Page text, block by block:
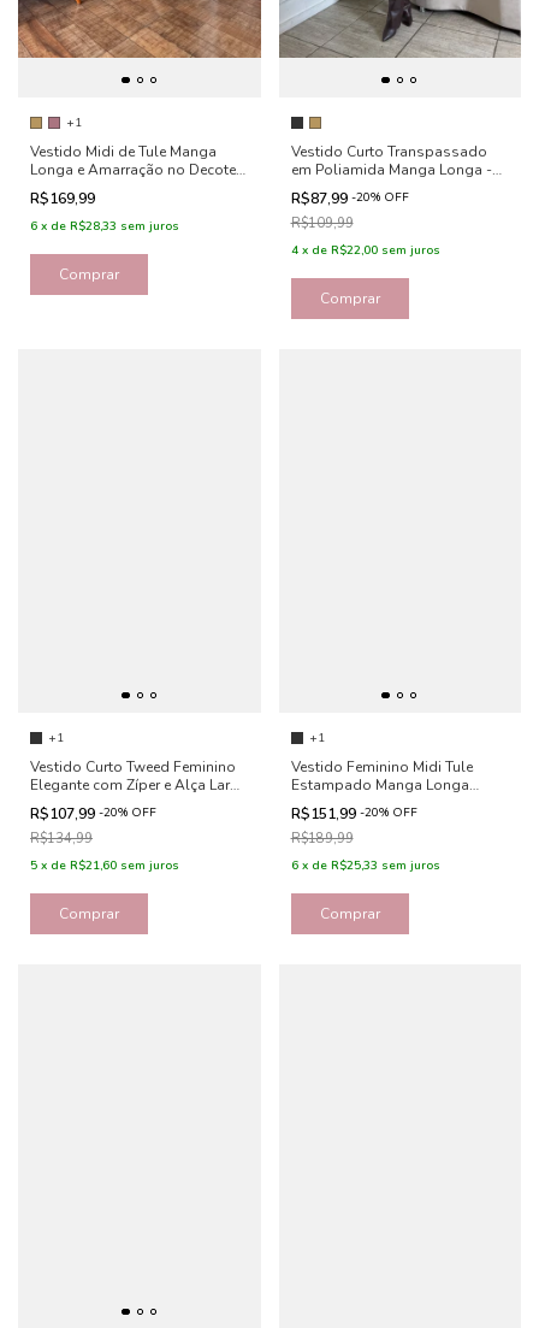
+1
Vestido Midi de Tule Manga
Longa e Amarração no Decote -
Beatriz
R$169,99
6 x de R$28,33 sem juros
Comprar
Vestido Curto Transpassado
em Poliamida Manga Longa -
Jenifer
R$87,99 -20% OFF
R$109,99
4 x de R$22,00 sem juros
Comprar
+1
Vestido Curto Tweed Feminino
Elegante com Zíper e Alça Larga
- Tati
R$107,99 -20% OFF
R$134,99
5 x de R$21,60 sem juros
Comprar
+1
Vestido Feminino Midi Tule
Estampado Manga Longa
Elegante - Melody
R$151,99 -20% OFF
R$189,99
6 x de R$25,33 sem juros
Comprar